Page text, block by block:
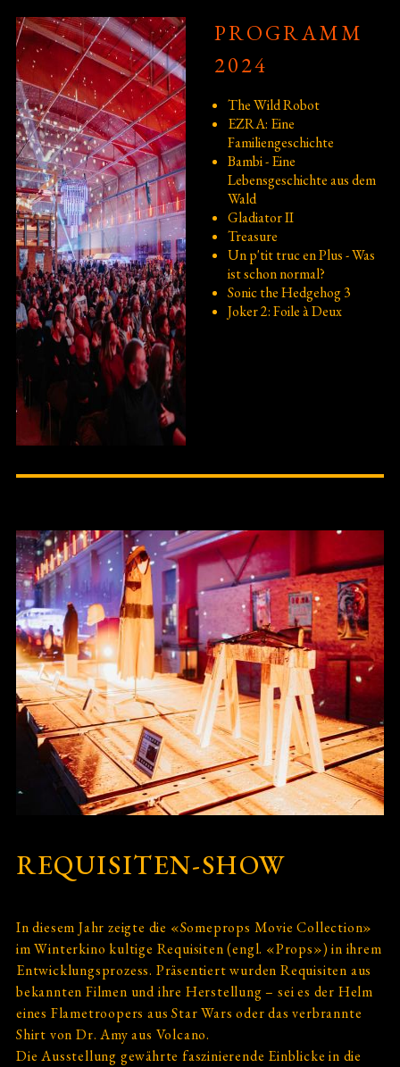
2009
Kontakt
Requisiten-Show
PROGRAMM
2024
The Wild Robot
EZRA: Eine
Familiengeschichte
Bambi - Eine
Lebensgeschichte aus dem
Wald
Gladiator II
Treasure
Un p'tit truc en Plus - Was
ist schon normal?
Sonic the Hedgehog 3
Joker 2: Foile à Deux
Bild
REQUISITEN-SHOW
In diesem Jahr zeigte die «Someprops Movie Collection»
im Winterkino kultige Requisiten (engl. «Props») in ihrem
Entwicklungsprozess. Präsentiert wurden Requisiten aus
bekannten Filmen und ihre Herstellung – sei es der Helm
eines Flametroopers aus Star Wars oder das verbrannte
Shirt von Dr. Amy aus Volcano.
Die Ausstellung gewährte faszinierende Einblicke in die